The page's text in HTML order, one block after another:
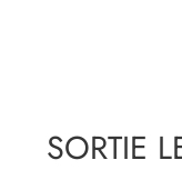
SORTIE